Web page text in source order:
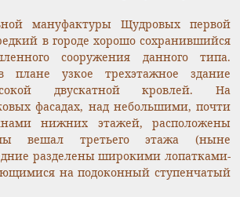
мануфактуры Щудровых первой
в городе хорошо сохранившийся
сооружения данного типа.
плане узкое трехэтажное здание
двускатной кровлей. На
фасадах, над небольшими, почти
нижних этажей, расположены
вешал третьего этажа (ныне
разделены широкими лопатками-
на подоконный ступенчатый